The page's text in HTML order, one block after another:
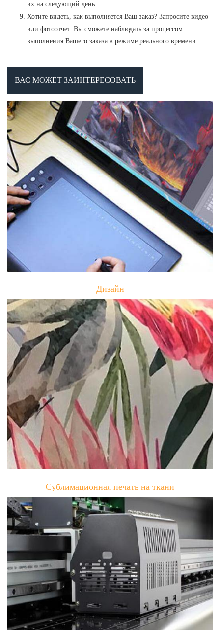
их на следующий день
Хотите видеть, как выполняется Ваш заказ? Запросите видео
или фотоотчет. Вы сможете наблюдать за процессом
выполнения Вашего заказа в режиме реального времени
ВАС МОЖЕТ ЗАИНТЕРЕСОВАТЬ
Дизайн
Сублимационная печать на ткани